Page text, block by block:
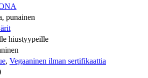
punainen
hiustyypeille
, Vegaaninen ilman sertifikaattia